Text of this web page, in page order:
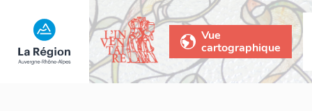
Vue
cartographique